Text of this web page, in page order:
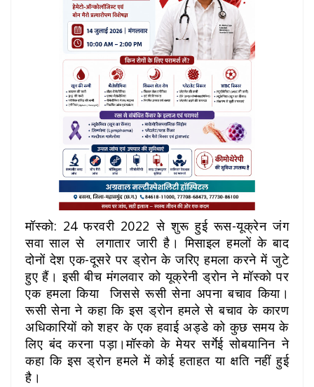
मॉस्को: 24 फरवरी 2022 से शुरू हुई रूस-यूक्रेन जंग
सवा साल से लगातार जारी है। मिसाइल हमलों के बाद
दोनों देश एक-दूसरे पर ड्रोन के जरिए हमला करने में जुटे
हुए हैं। इसी बीच मंगलवार को यूक्रेनी ड्रोन ने मॉस्को पर
एक हमला किया जिससे रूसी सेना अपना बचाव किया।
रूसी सेना ने कहा कि इस ड्रोन हमले से बचाव के कारण
अधिकारियों को शहर के एक हवाई अड्डे को कुछ समय के
लिए बंद करना पड़ा।मॉस्को के मेयर सर्गेई सोबयानिन ने
कहा कि इस ड्रोन हमले में कोई हताहत या क्षति नहीं हुई
है।